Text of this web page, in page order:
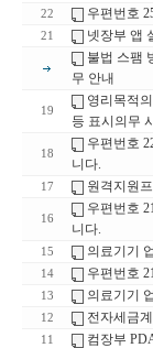
22 우편번호
21
넷장부 앱
불법 스팸
무 안내
19
영리목적
등 표시의무
18
우편번호
니다.
17 원격지원
16
우편번호
니다.
15 의료기기
14
우편번호
13
의료기기
12
전자세금
11
컴장부